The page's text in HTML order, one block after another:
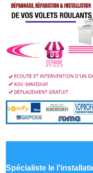
Spécialiste le